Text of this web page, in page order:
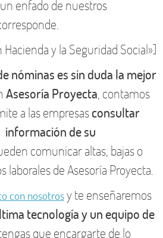
enfado de nuestros
y la Seguridad Social»]
nóminas es sin duda la mejor
Asesoría Proyecta , contamos
a las empresasconsultar
información de su
comunicar altas, bajas o
de Asesoría Proyecta.
con nosotrosy te enseñaremos
tecnología y un equipo de
que encargarte de lo